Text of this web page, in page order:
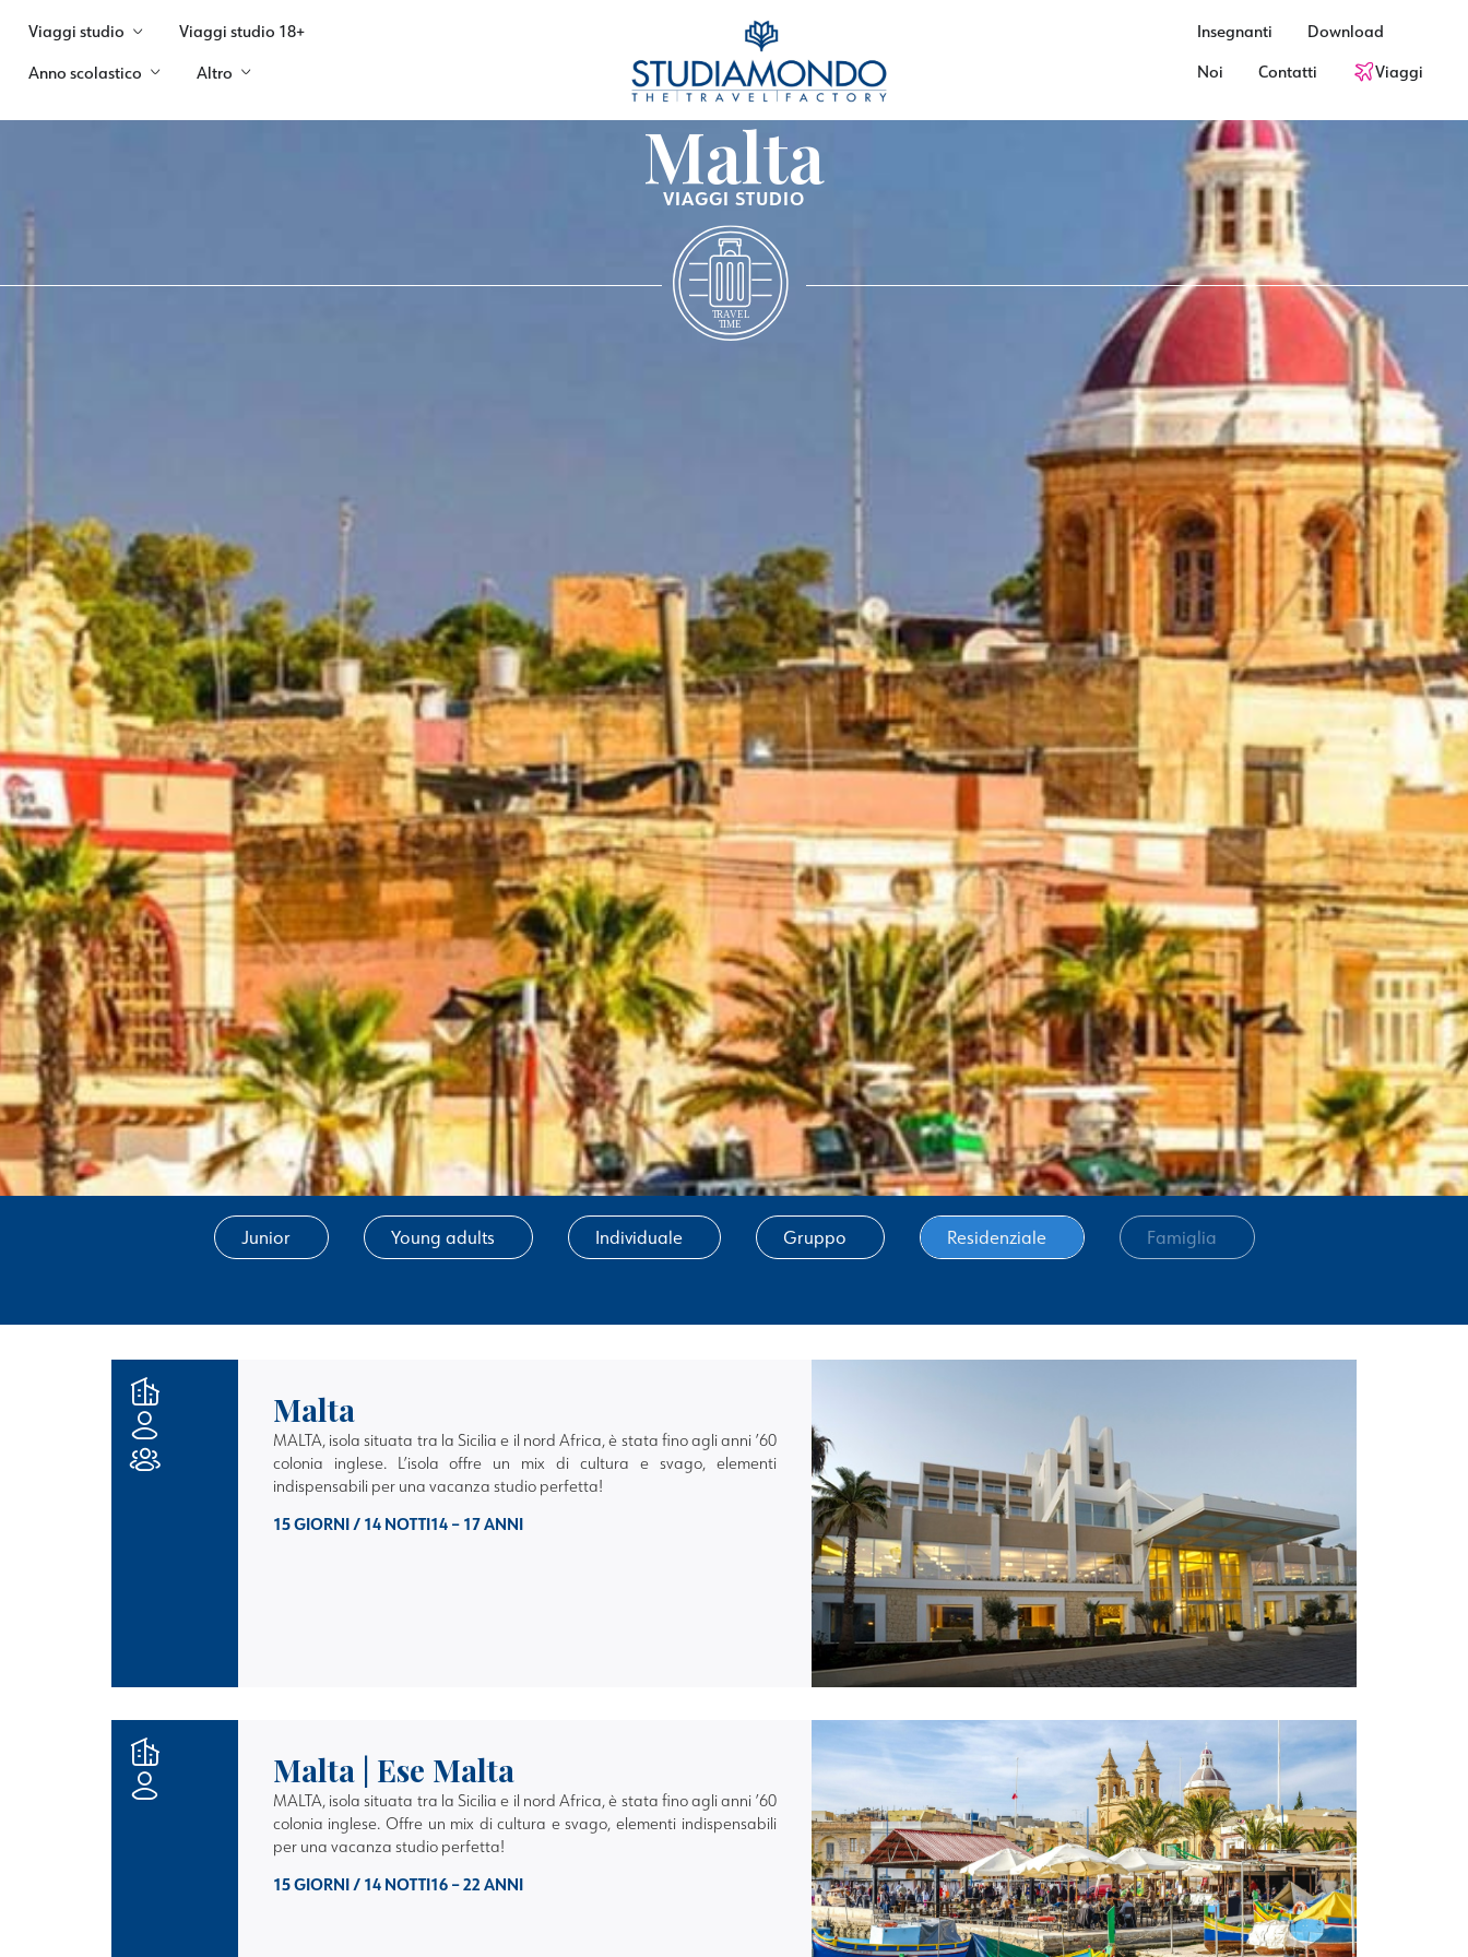
Viaggi studio
Viaggi studio 18+
Anno scolastico
Altro
Insegnanti
Download
Noi
Contatti Viaggi
Malta
VIAGGI STUDIO
TRAVEL
TIME
Junior Young adults Individuale Gruppo Residenziale Famiglia
Malta
MALTA, isola situata tra la Sicilia e il nord Africa, è stata fino agli anni ’60
colonia inglese. L’isola offre un mix di cultura e svago, elementi
indispensabili per una vacanza studio perfetta!
15 GIORNI / 14 NOTTI14 – 17 ANNI
Malta | Ese Malta
MALTA, isola situata tra la Sicilia e il nord Africa, è stata fino agli anni ’60
colonia inglese. Offre un mix di cultura e svago, elementi indispensabili
per una vacanza studio perfetta!
15 GIORNI / 14 NOTTI16 – 22 ANNI